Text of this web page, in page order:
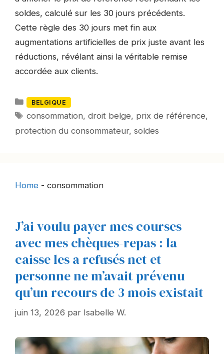
soldes, calculé sur les 30 jours précédents.
Cette règle des 30 jours met fin aux
augmentations artificielles de prix juste avant les
réductions, révélant ainsi la véritable remise
accordée aux clients.
Catégories
BELGIQUE
Mots-
clés
consommation,droit belge, prix de référence,
protection du consommateur, soldes
Home - consommation
J’ai voulu payer mes courses
avec mes chèques-repas : la
caisse les a refusés net et
personne ne m’avait prévenu
qu’un recours de 3 mois existait
juin 13, 2026 par Isabelle W.